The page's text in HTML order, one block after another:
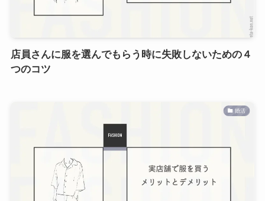
店員さんに服を選んでもらう時に失敗しないための４
つのコツ
婚活